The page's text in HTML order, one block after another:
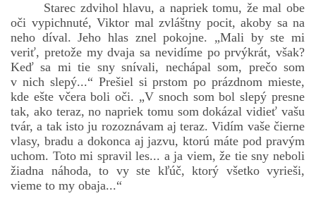
Starec zdvihol hlavu, a napriek tomu, že mal obe
oči vypichnuté, Viktor mal zvláštny pocit, akoby sa na
neho díval. Jeho hlas znel pokojne. „Mali by ste mi
veriť, pretože my dvaja sa nevidíme po prvýkrát, však?
Keď sa mi tie sny snívali, nechápal som, prečo som
v nich slepý...“ Prešiel si prstom po prázdnom mieste,
kde ešte včera boli oči. „V snoch som bol slepý presne
tak, ako teraz, no napriek tomu som dokázal vidieť vašu
tvár, a tak isto ju rozoznávam aj teraz. Vidím vaše čierne
vlasy, bradu a dokonca aj jazvu, ktorú máte pod pravým
uchom. Toto mi spravil les... a ja viem, že tie sny neboli
žiadna náhoda, to vy ste kľúč, ktorý všetko vyrieši,
vieme to my obaja...“